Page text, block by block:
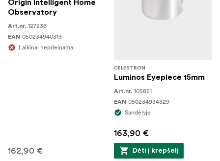
Origin Intelligent Home
Observatory
Art.nr. 127236
EAN 050234940313
Laikinai neprieinama
162,90 €
CELESTRON
Luminos Eyepiece 15mm
Art.nr. 105851
EAN 050234934329
Sandėlyje
163,90 €
Dėti į krepšelį